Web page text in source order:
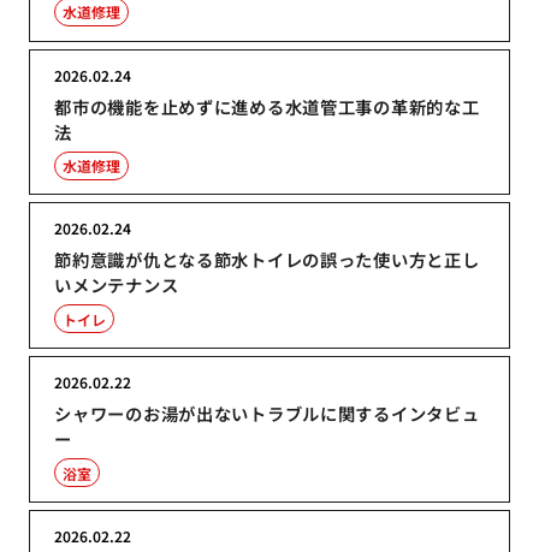
水道修理
都市の機能を止めずに進める水道管工事の革新的な工
法
2026.02.24
水道修理
節約意識が仇となる節水トイレの誤った使い方と正し
いメンテナンス
2026.02.24
トイレ
シャワーのお湯が出ないトラブルに関するインタビュ
ー
2026.02.22
浴室
2026.02.22